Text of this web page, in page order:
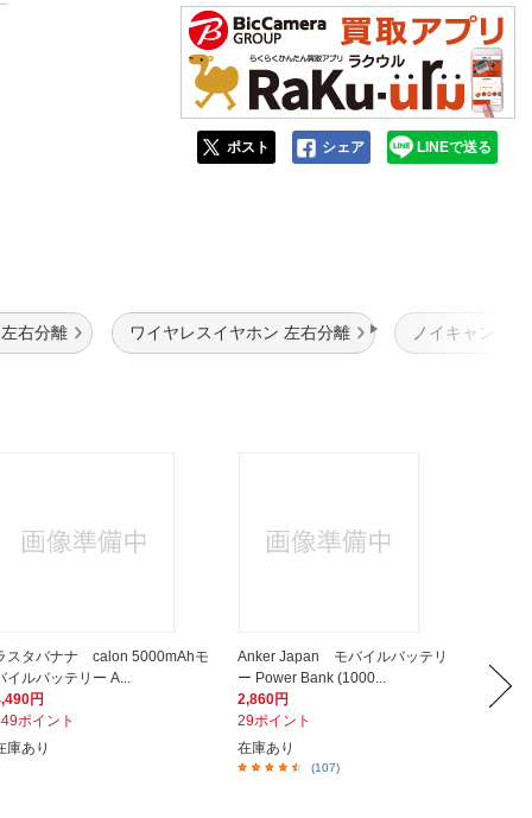
ポスト シェア LINEで送る
右分離 ワイヤレスイヤホン 左右分離 ノイキャン イ
スタバナナ calon 5000mAhモ
イルバッテリー A...
円
ポイント
庫あり
Anker Japan モバイルバッテリ
ー Power Bank (1000...
2,860円
29ポイント
在庫あり
(107)
ype-C
2,980円